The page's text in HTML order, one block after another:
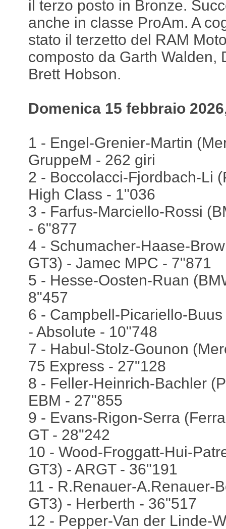
il terzo posto in Bronze.
anche in classe ProAm. A
stato il terzetto del RAM
composto da Garth Walden,
Brett Hobson.
Domenica 15 febbraio
1 - Engel-Grenier-Martin
GruppeM - 262 giri
2 - Boccolacci-Fjordbach-Li
High Class - 1"036
3 - Farfus-Marciello-Rossi
- 6"877
4 - Schumacher-Haase-
GT3) - Jamec MPC - 7"871
5 - Hesse-Oosten-Ruan
8"457
6 - Campbell-Picariello-
- Absolute - 10"748
7 - Habul-Stolz-Gounon
75 Express - 27"128
8 - Feller-Heinrich-Bachler
EBM - 27"855
9 - Evans-Rigon-Serra
GT - 28"242
10 - Wood-Froggatt-Hui-
GT3) - ARGT - 36"191
11 - R.Renauer-A.Renauer-
GT3) - Herberth - 36"517
12 - Pepper-Van der Linde-